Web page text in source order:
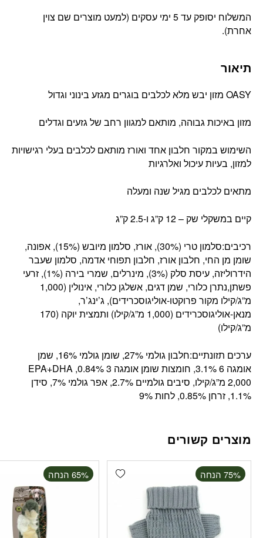
המשלוח יסופק עד 5 ימי עסקים (למעט מוצרים שם צוין
אחרת).
תיאור
OASY מזון יבש מלא לכלבים בוגרים מגזע בינוני וגדול
מזון באיכות גבוהה, מותאם למגוון רחב של גזעים וגדלים
השימוש במקור חלבון אחד ואורז מותאם לכלבים בעלי רגישויות
למזון, בעיות עיכול ואלרגיות
מתאים לכלבים מגיל שנה ומעלה
קיים במשקלי שק – 12 ק”ג ו-2.5 ק”ג
רכיבים:סלמון טרי (30%), אורז, סלמון מיובש (15%), אפונה,
שומן מן החי, חלבון אורז, חלבון תפוחי אדמה, סלמון שעבר
הידרוליזה, עיסת סלק (3%), מינרלים, שמרי בירה (1%), זרעי
פשתן,נתרן כלורי, שמן דגים, אשלגן כלורי, אינולין (1,000
מ”ג/קילו מקור פרוקטו-אוליגוסכרידים), ג’ינג’ר,
מנאן-אוליגוסכרידים (1,000 מ”ג/קילו) ותמצית יוקה (170
מ”ג/קילו)
ערכים תזונתיים:חלבון גולמי 27%, שומן גולמי 16%, שמן
אומגה 6 3.1%, חומצות שומן אומגה 3 0.84%, EPAּ+DHA
2,000 מ”ג/קילו, סיבים גולמיים 2.7%, אפר גולמי 7%, סידן
1.1%, זרחן 0.85%, לחות 9%
מוצרים קשורים
Add wishlist ‫75% הנחה ‫65% הנחה